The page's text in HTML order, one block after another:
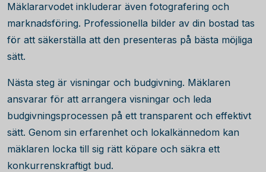
Mäklararvodet inkluderar även fotografering och
marknadsföring. Professionella bilder av din bostad tas
för att säkerställa att den presenteras på bästa möjliga
sätt.
Nästa steg är visningar och budgivning. Mäklaren
ansvarar för att arrangera visningar och leda
budgivningsprocessen på ett transparent och effektivt
sätt. Genom sin erfarenhet och lokalkännedom kan
mäklaren locka till sig rätt köpare och säkra ett
konkurrenskraftigt bud.